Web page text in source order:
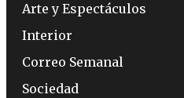
Arte y Espectáculos
Interior
Correo Semanal
Sociedad